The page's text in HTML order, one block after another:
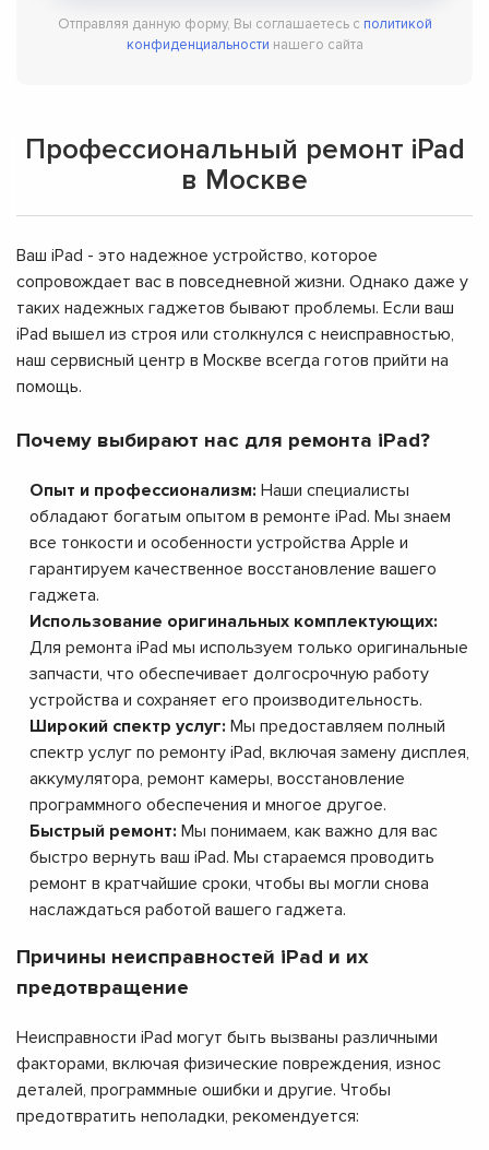
Отправляя данную форму, Вы соглашаетесь с политикой
конфиденциальности нашего сайта
Профессиональный ремонт iPad
в Москве
Ваш iPad - это надежное устройство, которое
сопровождает вас в повседневной жизни. Однако даже у
таких надежных гаджетов бывают проблемы. Если ваш
iPad вышел из строя или столкнулся с неисправностью,
наш сервисный центр в Москве всегда готов прийти на
помощь.
Почему выбирают нас для ремонта iPad?
Опыт и профессионализм: Наши специалисты
обладают богатым опытом в ремонте iPad. Мы знаем
все тонкости и особенности устройства Apple и
гарантируем качественное восстановление вашего
гаджета.
Использование оригинальных комплектующих:
Для ремонта iPad мы используем только оригинальные
запчасти, что обеспечивает долгосрочную работу
устройства и сохраняет его производительность.
Широкий спектр услуг: Мы предоставляем полный
спектр услуг по ремонту iPad, включая замену дисплея,
аккумулятора, ремонт камеры, восстановление
программного обеспечения и многое другое.
Быстрый ремонт: Мы понимаем, как важно для вас
быстро вернуть ваш iPad. Мы стараемся проводить
ремонт в кратчайшие сроки, чтобы вы могли снова
наслаждаться работой вашего гаджета.
Причины неисправностей iPad и их
предотвращение
Неисправности iPad могут быть вызваны различными
факторами, включая физические повреждения, износ
деталей, программные ошибки и другие. Чтобы
предотвратить неполадки, рекомендуется: